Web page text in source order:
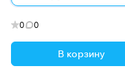
0 0
В корзину